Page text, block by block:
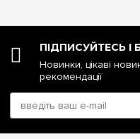
ПІДПИСУЙТЕСЬ
Новинки, цікаві
рекомендації